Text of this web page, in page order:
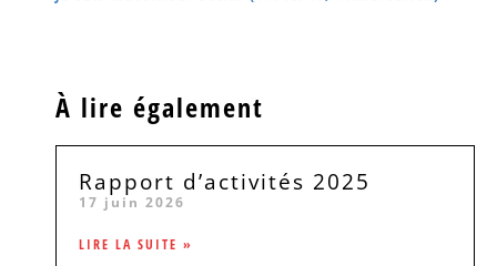
À lire également
Rapport d’activités 2025
17 juin 2026
LIRE LA SUITE »